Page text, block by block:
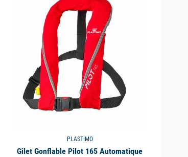
PLASTIMO
Gilet Gonflable Pilot 165 Automatique